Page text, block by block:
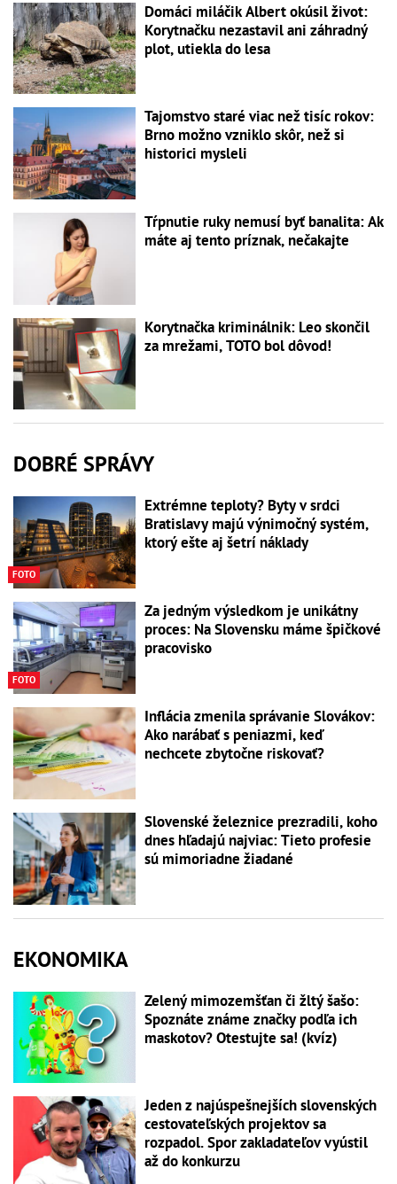
Domáci miláčik Albert okúsil život:
Korytnačku nezastavil ani záhradný
plot, utiekla do lesa
Tajomstvo staré viac než tisíc rokov:
Brno možno vzniklo skôr, než si
historici mysleli
Tŕpnutie ruky nemusí byť banalita: Ak
máte aj tento príznak, nečakajte
Korytnačka kriminálnik: Leo skončil
za mrežami, TOTO bol dôvod!
DOBRÉ SPRÁVY
FOTO
Extrémne teploty? Byty v srdci
Bratislavy majú výnimočný systém,
ktorý ešte aj šetrí náklady
FOTO
Za jedným výsledkom je unikátny
proces: Na Slovensku máme špičkové
pracovisko
Inflácia zmenila správanie Slovákov:
Ako narábať s peniazmi, keď
nechcete zbytočne riskovať?
Slovenské železnice prezradili, koho
dnes hľadajú najviac: Tieto profesie
sú mimoriadne žiadané
EKONOMIKA
Zelený mimozemšťan či žltý šašo:
Spoznáte známe značky podľa ich
maskotov? Otestujte sa! (kvíz)
Jeden z najúspešnejších slovenských
cestovateľských projektov sa
rozpadol. Spor zakladateľov vyústil
až do konkurzu